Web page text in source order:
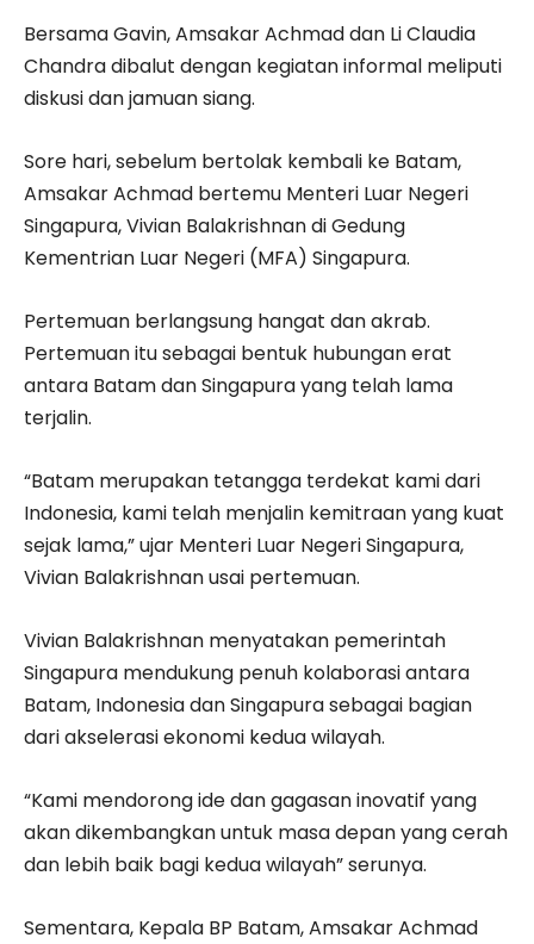
Bersama Gavin, Amsakar Achmad dan Li Claudia
Chandra dibalut dengan kegiatan informal meliputi
diskusi dan jamuan siang.
Sore hari, sebelum bertolak kembali ke Batam,
Amsakar Achmad bertemu Menteri Luar Negeri
Singapura, Vivian Balakrishnan di Gedung
Kementrian Luar Negeri (MFA) Singapura.
Pertemuan berlangsung hangat dan akrab.
Pertemuan itu sebagai bentuk hubungan erat
antara Batam dan Singapura yang telah lama
terjalin.
“Batam merupakan tetangga terdekat kami dari
Indonesia, kami telah menjalin kemitraan yang kuat
sejak lama,” ujar Menteri Luar Negeri Singapura,
Vivian Balakrishnan usai pertemuan.
Vivian Balakrishnan menyatakan pemerintah
Singapura mendukung penuh kolaborasi antara
Batam, Indonesia dan Singapura sebagai bagian
dari akselerasi ekonomi kedua wilayah.
“Kami mendorong ide dan gagasan inovatif yang
akan dikembangkan untuk masa depan yang cerah
dan lebih baik bagi kedua wilayah” serunya.
Sementara, Kepala BP Batam, Amsakar Achmad